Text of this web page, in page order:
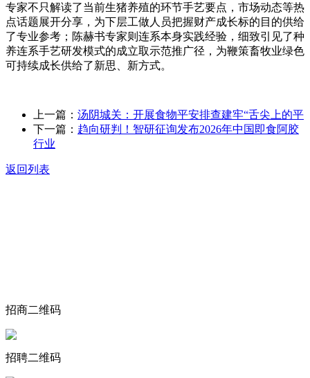
专家不只解读了当前生猪养殖的环节手艺要点，市场动态等热
点话题展开分享，为下层工做人员把握财产成长标的目的供给
了专业参考；陈赫书专家则连系本身实践经验，细致引见了种
养连系手艺研发模式的成立取示范推广径，为鞭策畜牧业绿色
可持续成长供给了新思、新方式。
上一篇： 汤阴城关：开展食物平安排查建牢“舌尖上的平
下一篇： 趋向研判！智研征询发布2026年中国即食阿胶
行业
返回列表
招商二维码
招聘二维码